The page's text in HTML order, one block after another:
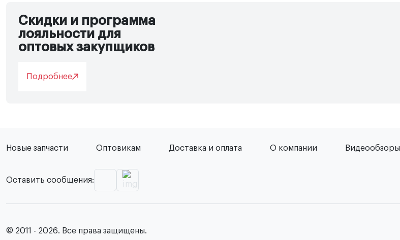
Скидки и программа
лояльности для
оптовых закупщиков
Подробнее
Новые запчасти Оптовикам Доставка и оплата О компании Видеообзоры
Оставить сообщения:
© 2011 - 2026. Все права защищены.